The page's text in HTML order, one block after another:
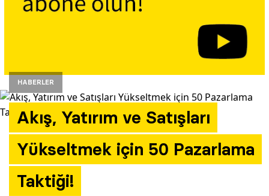
HABERLER
Akış, Yatırım ve Satışları
Yükseltmek için 50 Pazarlama
Taktiği!
Yazarlar
Araştırma